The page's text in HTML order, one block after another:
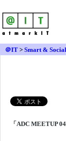
＠IT > Smart & Social
「ADC MEETUP